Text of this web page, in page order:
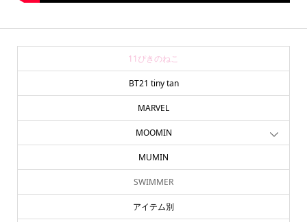
11ぴきのねこ
BT21 tiny tan
MARVEL
MOOMIN
MUMIN
SWIMMER
アイテム別